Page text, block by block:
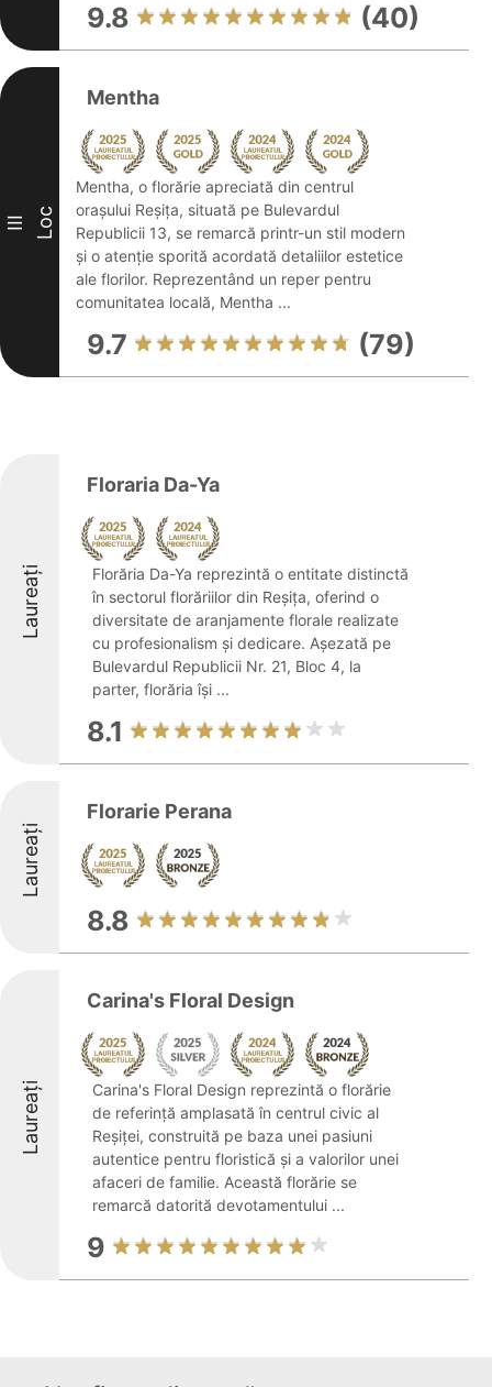
9.8 (40)
III Loc
Mentha
Mentha, o florărie apreciată din centrul
orașului Reșița, situată pe Bulevardul
Republicii 13, se remarcă printr-un stil modern
și o atenție sporită acordată detaliilor estetice
ale florilor. Reprezentând un reper pentru
comunitatea locală, Mentha ...
9.7 (79)
Laureați
Floraria Da-Ya
Florăria Da-Ya reprezintă o entitate distinctă
în sectorul florăriilor din Reșița, oferind o
diversitate de aranjamente florale realizate
cu profesionalism și dedicare. Așezată pe
Bulevardul Republicii Nr. 21, Bloc 4, la
parter, florăria își ...
8.1
Laureați
Florarie Perana
8.8
Laureați
Carina's Floral Design
Carina's Floral Design reprezintă o florărie
de referință amplasată în centrul civic al
Reșiței, construită pe baza unei pasiuni
autentice pentru floristică și a valorilor unei
afaceri de familie. Această florărie se
remarcă datorită devotamentului ...
9